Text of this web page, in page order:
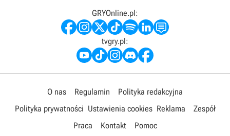
GRYOnline.pl:
tvgry.pl:
O nas Regulamin
Polityka redakcyjna
Polityka prywatności Ustawienia cookies Reklama
Zespół
Praca
Kontakt Pomoc